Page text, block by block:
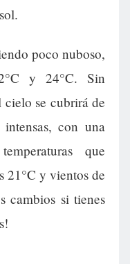
poco nuboso,
y 24°C. Sin
cielo se cubrirá de
con una
que
21°C y vientos de
cambios si tienes